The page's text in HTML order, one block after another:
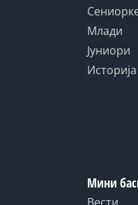
Млади
Јуниори
Историја
Мини